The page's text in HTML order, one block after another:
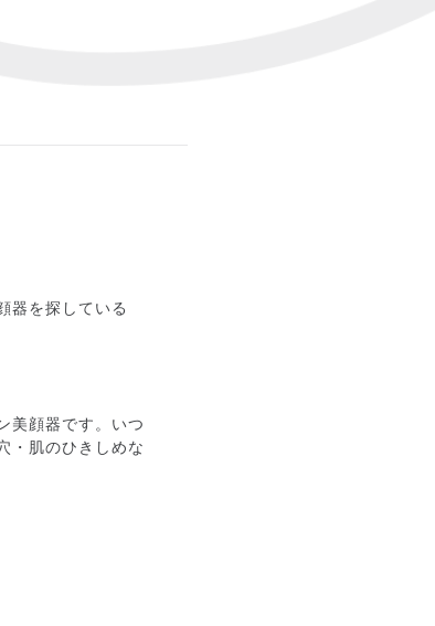
器を探している
美顔器です。いつ
・肌のひきしめな